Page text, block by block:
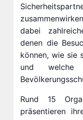
dabei
denen die
können, wie sie
und welche
Rund 15
präsentieren